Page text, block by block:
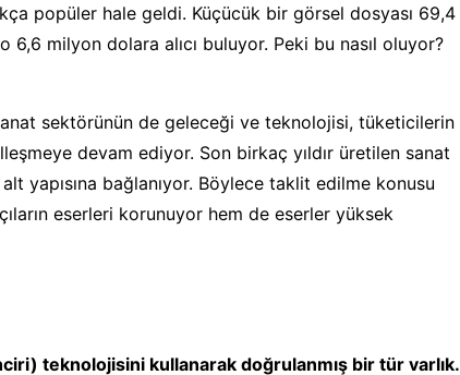
popüler hale geldi. Küçücük bir görsel dosyası 69,4
milyon dolara alıcı buluyor. Peki bu nasıl oluyor?
sektörünün de geleceği ve teknolojisi, tüketicilerin
devam ediyor. Son birkaç yıldır üretilen sanat
yapısına bağlanıyor. Böylece taklit edilme konusu
eserleri korunuyor hem de eserler yüksek
teknolojisini kullanarak doğrulanmış bir tür varlık.